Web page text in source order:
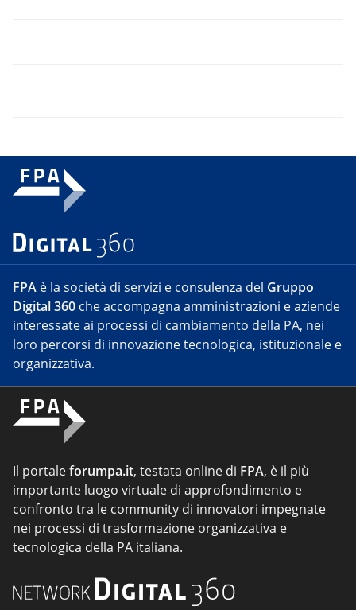
FPA è la società di servizi e consulenza del Gruppo
Digital 360 che accompagna amministrazioni e aziende
interessate ai processi di cambiamento della PA, nei
loro percorsi di innovazione tecnologica, istituzionale e
organizzativa.
Il portaleforumpa.it, testata online di FPA, è il più
importante luogo virtuale di approfondimento e
confronto tra le community di innovatori impegnate
nei processi di trasformazione organizzativa e
tecnologica della PA italiana.